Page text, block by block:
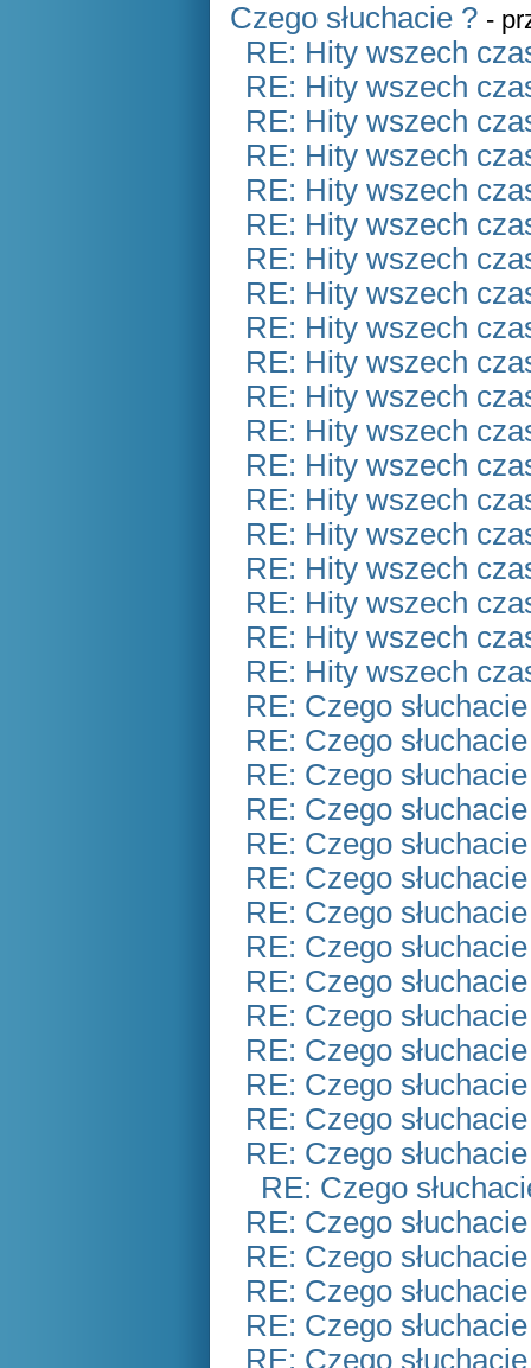
Czego słuchacie ? -
RE: Hity wszech
RE: Hity wszech
RE: Hity wszech
RE: Hity wszech
RE: Hity wszech
RE: Hity wszech
RE: Hity wszech
RE: Hity wszech
RE: Hity wszech
RE: Hity wszech
RE: Hity wszech
RE: Hity wszech
RE: Hity wszech
RE: Hity wszech
RE: Hity wszech
RE: Hity wszech
RE: Hity wszech
RE: Hity wszech
RE: Hity wszech
RE: Czego
RE: Czego
RE: Czego
RE: Czego
RE: Czego
RE: Czego
RE: Czego
RE: Czego
RE: Czego
RE: Czego
RE: Czego
RE: Czego
RE: Czego
RE: Czego
RE: Czego
RE: Czego
RE: Czego
RE: Czego
RE: Czego
RE: Czego